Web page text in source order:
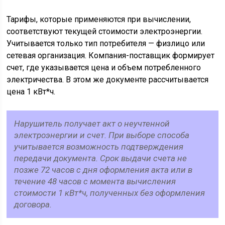
Тарифы, которые применяются при вычислении,
соответствуют текущей стоимости электроэнергии.
Учитывается только тип потребителя — физлицо или
сетевая организация. Компания-поставщик формирует
счет, где указывается цена и объем потребленного
электричества. В этом же документе рассчитывается
цена 1 кВт*ч.
Нарушитель получает акт о неучтенной
электроэнергии и счет. При выборе способа
учитывается возможность подтверждения
передачи документа. Срок выдачи счета не
позже 72 часов с дня оформления акта или в
течение 48 часов с момента вычисления
стоимости 1 кВт*ч, полученных без оформления
договора.